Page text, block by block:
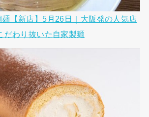
麺【新店】5月26日｜大阪発の人気店
だわり抜いた自家製麺